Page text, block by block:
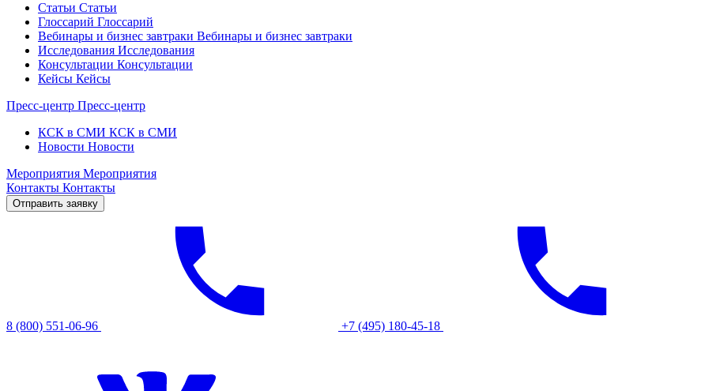
Статьи Статьи
Глоссарий Глоссарий
Вебинары и бизнес завтраки Вебинары и бизнес завтраки
Исследования Исследования
Консультации Консультации
Кейсы Кейсы
Пресс-центр Пресс-центр
КСК в СМИ КСК в СМИ
Новости Новости
Мероприятия Мероприятия
Контакты Контакты
Отправить заявку
8 (800) 551-06-96 +7 (495) 180-45-18